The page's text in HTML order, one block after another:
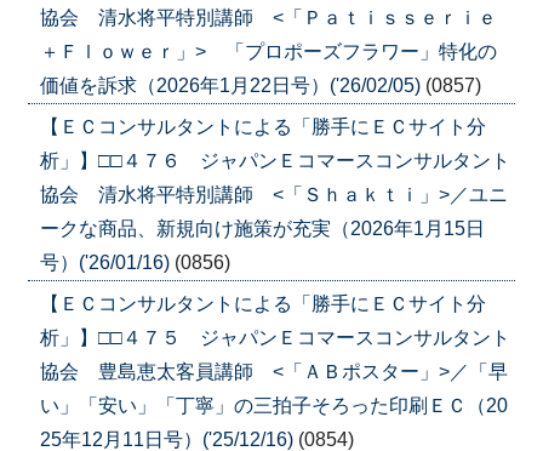
協会 清水将平特別講師 <「Ｐａｔｉｓｓｅｒｉｅ
＋Ｆｌｏｗｅｒ」> 「プロポーズフラワー」特化の
価値を訴求（2026年1月22日号）('26/02/05) (0857)
【ＥＣコンサルタントによる「勝手にＥＣサイト分
析」】□□４７６ ジャパンＥコマースコンサルタント
協会 清水将平特別講師 <「Ｓｈａｋｔｉ」>／ユニ
ークな商品、新規向け施策が充実（2026年1月15日
号）('26/01/16) (0856)
【ＥＣコンサルタントによる「勝手にＥＣサイト分
析」】□□４７５ ジャパンＥコマースコンサルタント
協会 豊島恵太客員講師 <「ＡＢポスター」>／「早
い」「安い」「丁寧」の三拍子そろった印刷ＥＣ（20
25年12月11日号）('25/12/16) (0854)